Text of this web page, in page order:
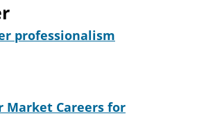
professionalism
Market Careers for